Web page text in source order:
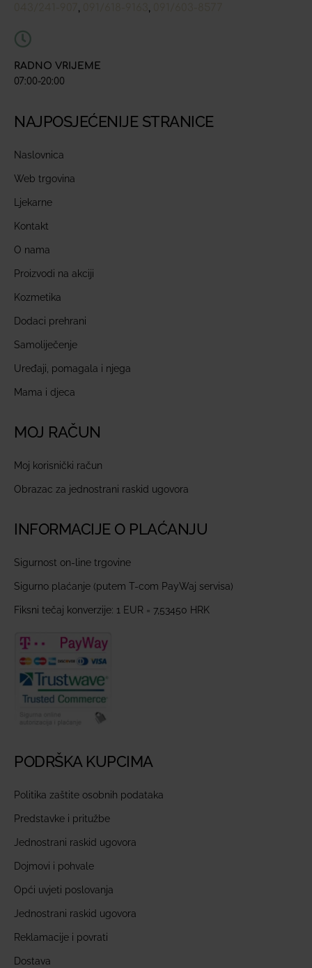
, ,
RADNO VRIJEME
07:00-20:00
NAJPOSJEĆENIJE STRANICE
Naslovnica
Web trgovina
Ljekarne
Kontakt
O nama
Proizvodi na akciji
Kozmetika
Dodaci prehrani
Samoliječenje
Uređaji, pomagala i njega
Mama i djeca
MOJ RAČUN
Moj korisnički račun
Obrazac za jednostrani raskid ugovora
INFORMACIJE O PLAĆANJU
Sigurnost on-line trgovine
Sigurno plaćanje (putem T-com PayWaj servisa)
Fiksni tečaj konverzije: 1 EUR = 7,53450 HRK
PODRŠKA KUPCIMA
Politika zaštite osobnih podataka
Predstavke i pritužbe
Jednostrani raskid ugovora
Dojmovi i pohvale
Opći uvjeti poslovanja
Jednostrani raskid ugovora
Reklamacije i povrati
Dostava